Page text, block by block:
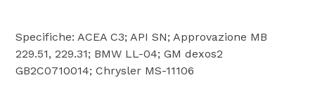
Specifiche: ACEA C3; API SN; Approvazione MB
229.51, 229.31; BMW LL-04; GM dexos2
GB2C0710014; Chrysler MS-11106